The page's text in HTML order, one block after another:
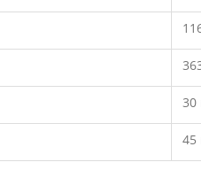
30
45